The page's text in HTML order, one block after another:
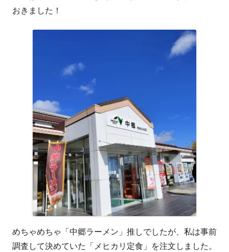
ィ
ン
ま
す
おきました！
めちゃめちゃ「中郷ラーメン」推しでしたが、私は事前
調査して決めていた「メヒカリ定食」を注文しました。